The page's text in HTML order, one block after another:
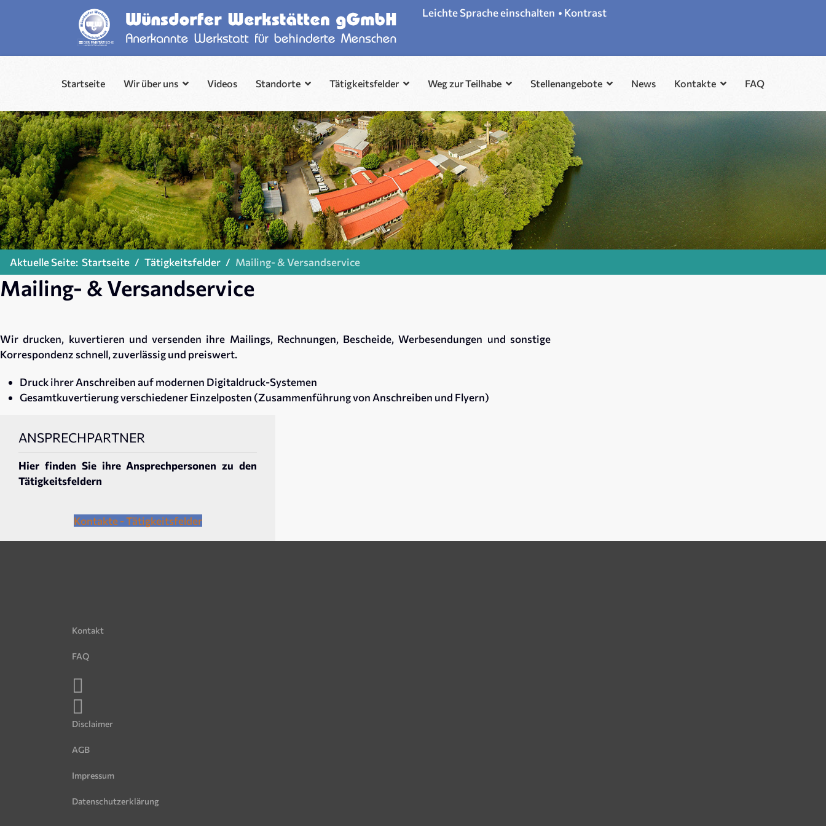
Leichte Sprache einschalten • Kontrast
Startseite Wir über uns Videos Standorte Tätigkeitsfelder Weg zur Teilhabe Stellenangebote News Kontakte FAQ
Aktuelle Seite: Startseite Tätigkeitsfelder Mailing- & Versandservice
Mailing- & Versandservice
Wir drucken, kuvertieren und versenden ihre Mailings, Rechnungen, Bescheide, Werbesendungen und sonstige
Korrespondenz schnell, zuverlässig und preiswert.
Druck ihrer Anschreiben auf modernen Digitaldruck-Systemen
Gesamtkuvertierung verschiedener Einzelposten (Zusammenführung von Anschreiben und Flyern)
ANSPRECHPARTNER
Hier finden Sie ihre Ansprechpersonen zu den
Tätigkeitsfeldern
Kontakte - Tätigkeitsfelder
Kontakt
FAQ
Disclaimer
AGB
Impressum
Datenschutzerklärung